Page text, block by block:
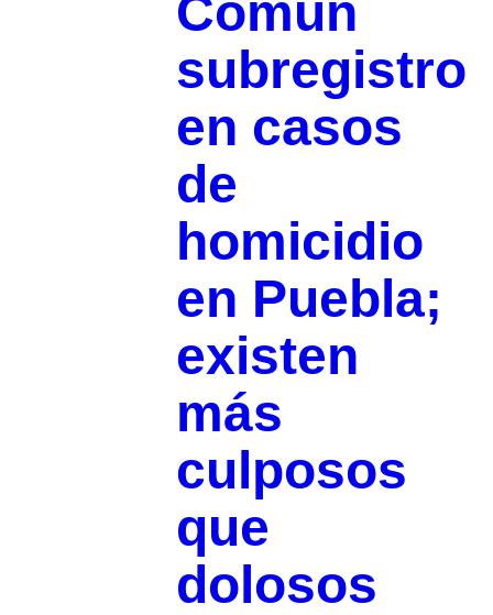
Común
subregistro
en casos
de
homicidio
en Puebla;
existen
más
culposos
que
dolosos